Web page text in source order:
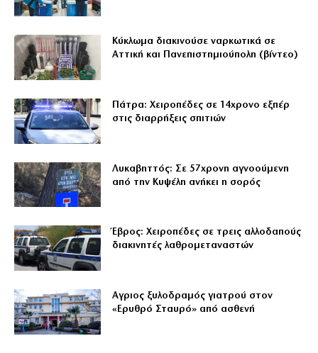
Κύκλωμα διακινούσε ναρκωτικά σε
Αττική και Πανεπιστημιούπολη (βίντεο)
Πάτρα: Χειροπέδες σε 14χρονο εξπέρ
στις διαρρήξεις σπιτιών
Λυκαβηττός: Σε 57χρονη αγνοούμενη
από την Κυψέλη ανήκει η σορός
Έβρος: Χειροπέδες σε τρεις αλλοδαπούς
διακινητές λαθρομεταναστών
Αγριος ξυλοδραμός γιατρού στον
«Ερυθρό Σταυρό» από ασθενή